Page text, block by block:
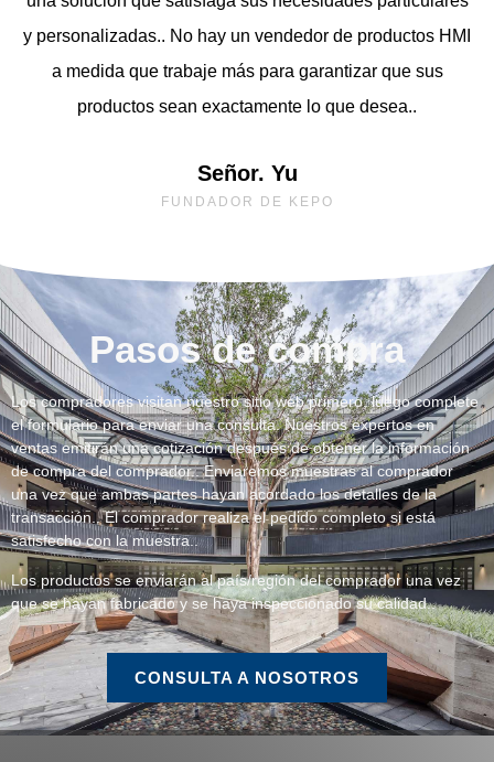
y personalizadas.. No hay un vendedor de productos HMI
a medida que trabaje más para garantizar que sus
productos sean exactamente lo que desea..
Señor. Yu
FUNDADOR DE KEPO
Pasos de compra
Los compradores visitan nuestro sitio web primero, luego complete
el formulario para enviar una consulta. Nuestros expertos en
ventas emitirán una cotización después de obtener la información
de compra del comprador.. Enviaremos muestras al comprador
una vez que ambas partes hayan acordado los detalles de la
transacción.. El comprador realiza el pedido completo si está
satisfecho con la muestra..
Los productos se enviarán al país/región del comprador una vez
que se hayan fabricado y se haya inspeccionado su calidad..
CONSULTA A NOSOTROS